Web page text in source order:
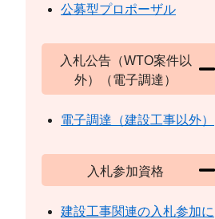
公募型プロポーザル
入札公告（WTO案件以
外）（電子調達）
電子調達（建設工事以外）
入札参加資格
建設工事関連の入札参加に